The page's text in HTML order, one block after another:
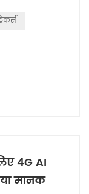
4G AI
मानक